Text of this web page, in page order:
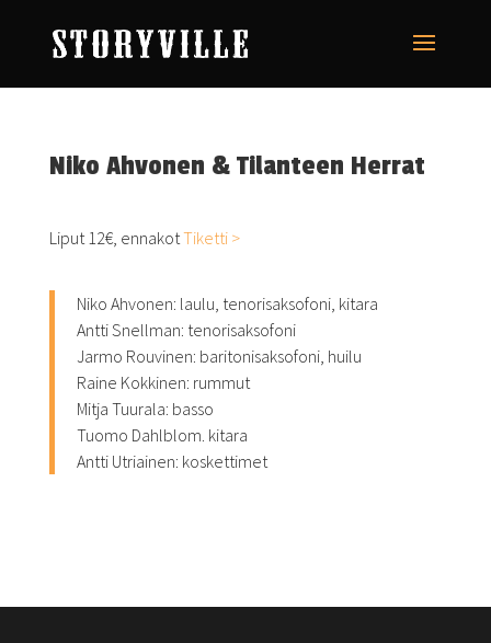
Niko Ahvonen & Tilanteen Herrat
Liput 12€, ennakotTiketti >
Niko Ahvonen: laulu, tenorisaksofoni, kitara
Antti Snellman: tenorisaksofoni
Jarmo Rouvinen: baritonisaksofoni, huilu
Raine Kokkinen: rummut
Mitja Tuurala: basso
Tuomo Dahlblom. kitara
Antti Utriainen: koskettimet